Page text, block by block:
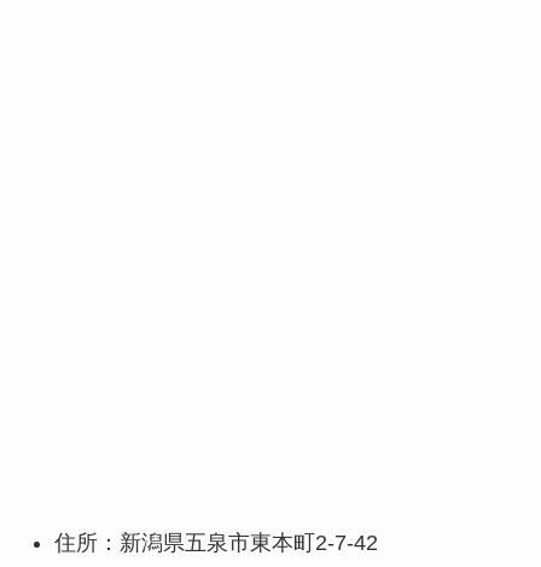
住所：新潟県五泉市東本町2-7-42